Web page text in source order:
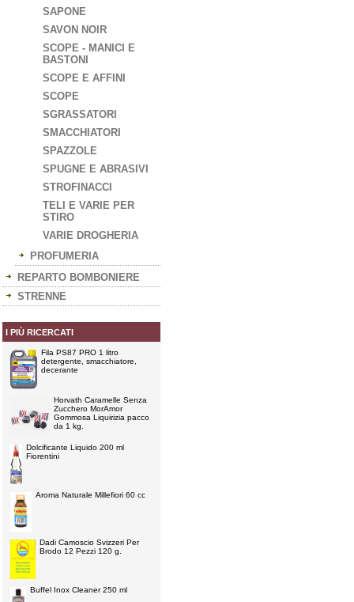
SAPONE
SAVON NOIR
SCOPE - MANICI E
BASTONI
SCOPE E AFFINI
SCOPE
SGRASSATORI
SMACCHIATORI
SPAZZOLE
SPUGNE E ABRASIVI
STROFINACCI
TELI E VARIE PER
STIRO
VARIE DROGHERIA
PROFUMERIA
REPARTO BOMBONIERE
STRENNE
I PIÙ RICERCATI
Fila PS87 PRO 1 litro
detergente, smacchiatore,
decerante
Horvath Caramelle Senza
Zucchero MorAmor
Gommosa Liquirizia pacco
da 1 kg.
Dolcificante Liquido 200 ml
Fiorentini
Aroma Naturale Millefiori 60 cc
Dadi Camoscio Svizzeri Per
Brodo 12 Pezzi 120 g.
Buffel Inox Cleaner 250 ml